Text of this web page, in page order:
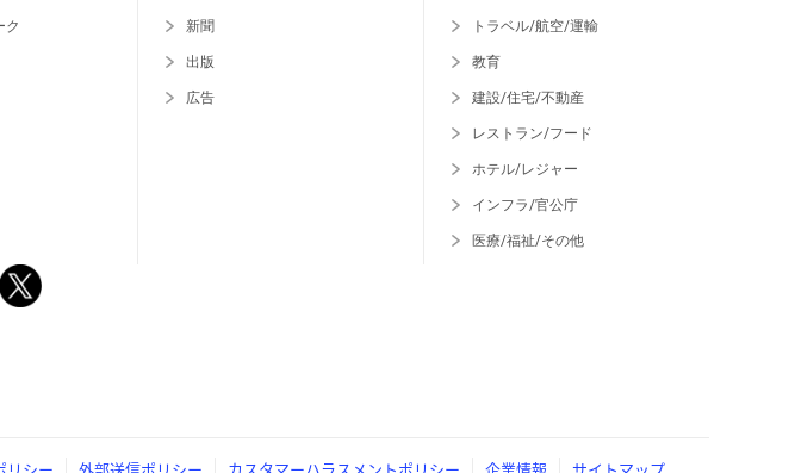
ク 新聞
出版
広告
トラベル/航空/運輸
教育
建設/住宅/不動産
レストラン/フード
ホテル/レジャー
インフラ/官公庁
医療/福祉/その他